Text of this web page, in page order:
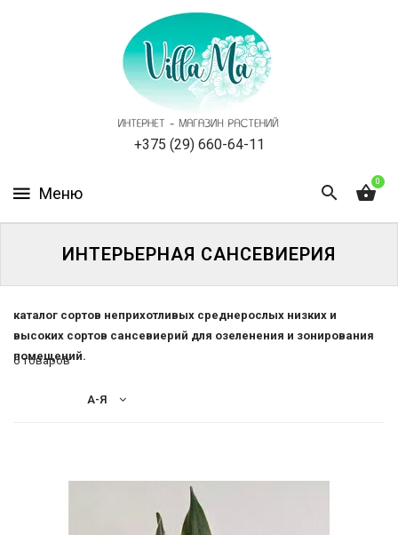
+375 (29) 660-64-11
0
НОВОСТИ,
АКЦИИ
ОТЗЫВЫ
УСЛУГИ
ИНТЕРЬЕРНАЯ САНСЕВИЕРИЯ
каталог сортов неприхотливых среднерослых низких и
высоких сортов сансевиерий для озеленения и зонирования
помещений.
А-Я
6 товаров